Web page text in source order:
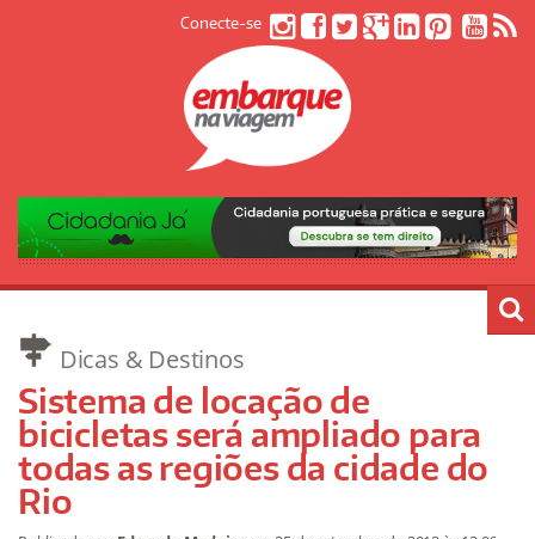
Conecte-se
Dicas & Destinos
Sistema de locação de
bicicletas será ampliado para
todas as regiões da cidade do
Rio